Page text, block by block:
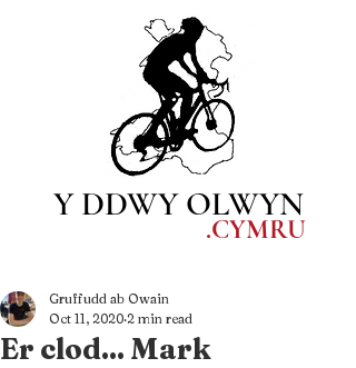
Y DDWY OLWYN
.CYMRU
Er clod... Mark
Gruffudd ab Owain
Oct 11, 2020 2 min read